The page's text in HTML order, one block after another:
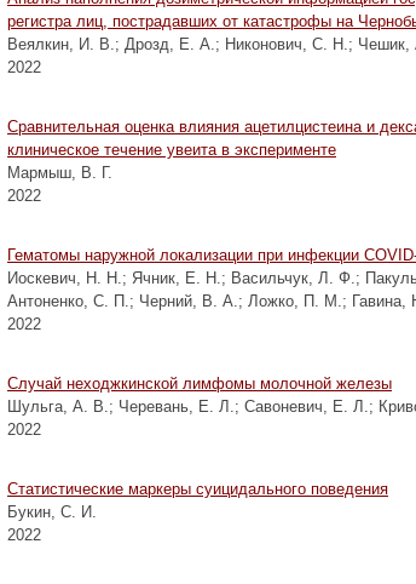
регистра лиц, пострадавших от катастрофы на
Веялкин, И. В.; Дрозд, Е. А.; Никонович, С. Н.; Чешик,
2022
Сравнительная оценка влияния ацетилцистеина и
клиническое течение увеита в эксперименте
Мармыш, В. Г.
2022
Гематомы наружной локализации при инфекции
Иоскевич, Н. Н.; Ячник, Е. Н.; Васильчук, Л. Ф.;
Антоненко, С. П.; Черний, В. А.; Ложко, П. М.; Гавина,
2022
Случай неходжкинской лимфомы молочной железы
Шульга, А. В.; Черевань, Е. Л.; Савоневич, Е. Л.;
2022
Статистические маркеры суицидального поведения
Букин, С. И.
2022